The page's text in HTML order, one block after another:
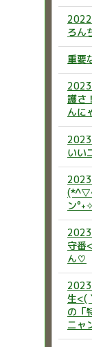
ろん
重要
護さ
んに
いい
ン
守番
ん♡
生<(
の「
ニャ